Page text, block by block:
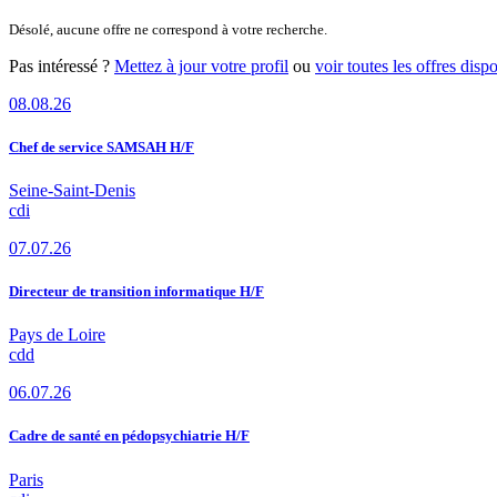
Désolé, aucune offre ne correspond à votre recherche.
Pas intéressé ? Mettez à jour votre profil ou voir toutes les offres
08.08.26
Chef de service SAMSAH H/F
Seine-Saint-Denis
cdi
07.07.26
Directeur de transition informatique H/F
Pays de Loire
cdd
06.07.26
Cadre de santé en pédopsychiatrie H/F
Paris